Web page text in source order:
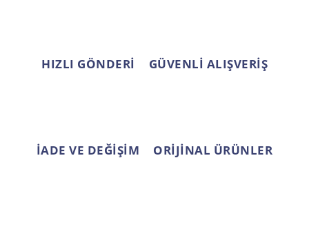
HIZLI GÖNDERİ GÜVENLİ ALIŞVERİŞ
İADE VE DEĞİŞİM ORİJİNAL ÜRÜNLER